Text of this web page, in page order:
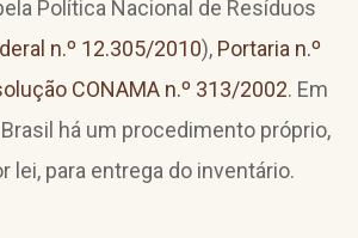
Política Nacional de Resíduos
n.º 12.305/2010), Portaria n.º
CONAMA n.º 313/2002. Em
há um procedimento próprio,
lei, para entrega do inventário.